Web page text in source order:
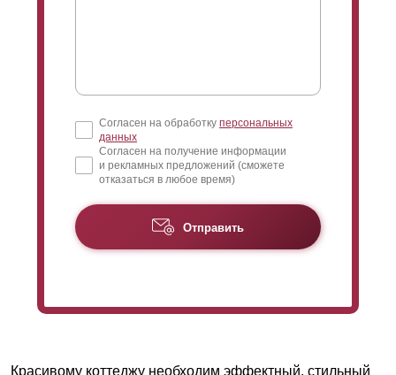
Согласен на обработку персональных
данных
Согласен на получение информации
и рекламных предложений (сможете
отказаться в любое время)
Отправить
Красивому коттеджу необходим эффектный, стильный